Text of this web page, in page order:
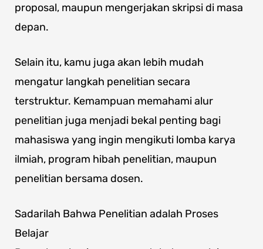
proposal, maupun mengerjakan skripsi di masa
depan.
Selain itu, kamu juga akan lebih mudah
mengatur langkah penelitian secara
terstruktur. Kemampuan memahami alur
penelitian juga menjadi bekal penting bagi
mahasiswa yang ingin mengikuti lomba karya
ilmiah, program hibah penelitian, maupun
penelitian bersama dosen.
Sadarilah Bahwa Penelitian adalah Proses
Belajar